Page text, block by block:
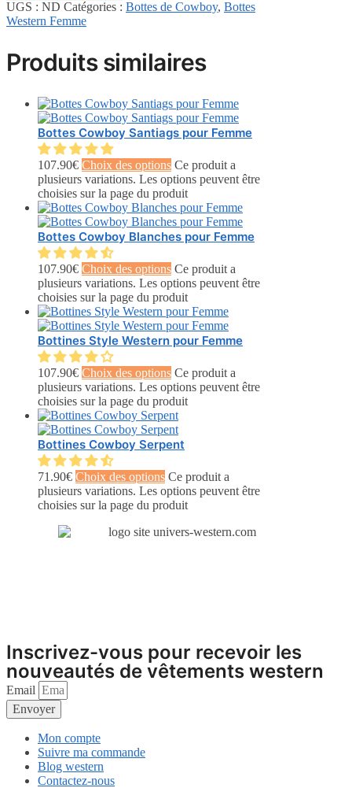
UGS : ND Catégories : Bottes de Cowboy, Bottes
Western Femme
Produits similaires
Bottes Cowboy Santiags pour Femme
107.90€ Choix des options Ce produit a
plusieurs variations. Les options peuvent être
choisies sur la page du produit
Bottes Cowboy Blanches pour Femme
107.90€ Choix des options Ce produit a
plusieurs variations. Les options peuvent être
choisies sur la page du produit
Bottines Style Western pour Femme
107.90€ Choix des options Ce produit a
plusieurs variations. Les options peuvent être
choisies sur la page du produit
Bottines Cowboy Serpent
71.90€ Choix des options Ce produit a
plusieurs variations. Les options peuvent être
choisies sur la page du produit
Inscrivez-vous pour recevoir les
nouveautés de vêtements western
Email
Envoyer
Mon compte
Suivre ma commande
Blog western
Contactez-nous